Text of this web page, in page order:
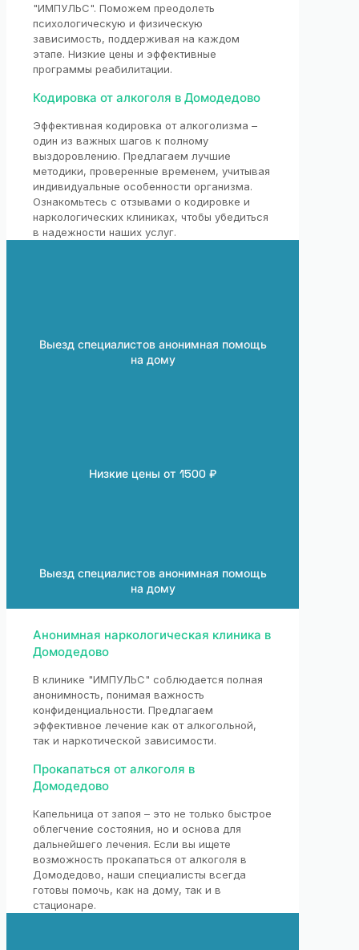
"ИМПУЛЬС". Поможем преодолеть
психологическую и физическую
зависимость, поддерживая на каждом
этапе. Низкие цены и эффективные
программы реабилитации.
Кодировка от алкоголя в Домодедово
Эффективная кодировка от алкоголизма –
один из важных шагов к полному
выздоровлению. Предлагаем лучшие
методики, проверенные временем, учитывая
индивидуальные особенности организма.
Ознакомьтесь с отзывами о кодировке и
наркологических клиниках, чтобы убедиться
в надежности наших услуг.
Выезд специалистов анонимная помощь
на дому
Низкие цены от 1500 ₽
Выезд специалистов анонимная помощь
на дому
Анонимная наркологическая клиника в
Домодедово
В клинике "ИМПУЛЬС" соблюдается полная
анонимность, понимая важность
конфиденциальности. Предлагаем
эффективное лечение как от алкогольной,
так и наркотической зависимости.
Прокапаться от алкоголя в
Домодедово
Капельница от запоя – это не только быстрое
облегчение состояния, но и основа для
дальнейшего лечения. Если вы ищете
возможность прокапаться от алкоголя в
Домодедово, наши специалисты всегда
готовы помочь, как на дому, так и в
стационаре.